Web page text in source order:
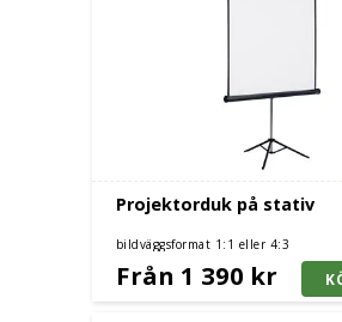
Projektorduk på stativ
bildväggsformat 1:1 eller 4:3
Från 1 390 kr